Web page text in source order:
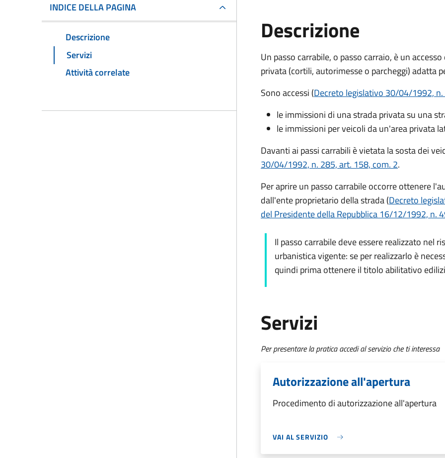
INDICE DELLA PAGINA
Descrizione
Servizi
Attività correlate
Descrizione
Un passo carrabile, o passo carraio, è un
privata (cortili, autorimesse o parcheggi) adatta
Sono accessi (Decreto legislativo 30/04/1992,
le immissioni di una strada privata su una
le immissioni per veicoli da un'area privata
Davanti ai passi carrabili è vietata la sosta dei
30/04/1992, n. 285, art. 158, com. 2.
Per aprire un passo carrabile occorre ottenere
dall'ente proprietario della strada (Decreto
del Presidente della Repubblica 16/12/1992, n.
Il passo carrabile deve essere realizzato nel
urbanistica vigente: se per realizzarlo è
quindi prima ottenere il titolo abilitativo
Servizi
Per presentare la pratica accedi al servizio che ti interessa
Autorizzazione all'apertura
Procedimento di autorizzazione all'apertura
VAI AL SERVIZIO